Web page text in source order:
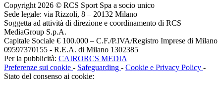
Copyright 2026 © RCS Sport Spa a socio unico
Sede legale: via Rizzoli, 8 – 20132 Milano
Soggetta ad attività di direzione e coordinamento di RCS
MediaGroup S.p.A.
Capitale Sociale € 100.000 – C.F./P.IVA/Registro Imprese di Milano
09597370155 - R.E.A. di Milano 1302385
Per la pubblicità: CAIRORCS MEDIA
Preferenze sui cookie - Safeguarding - Cookie e Privacy Policy -
Stato del consenso ai cookie: